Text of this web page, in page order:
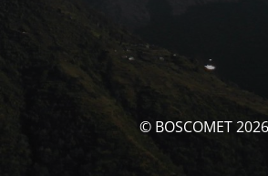
© BOSCOMET 2026